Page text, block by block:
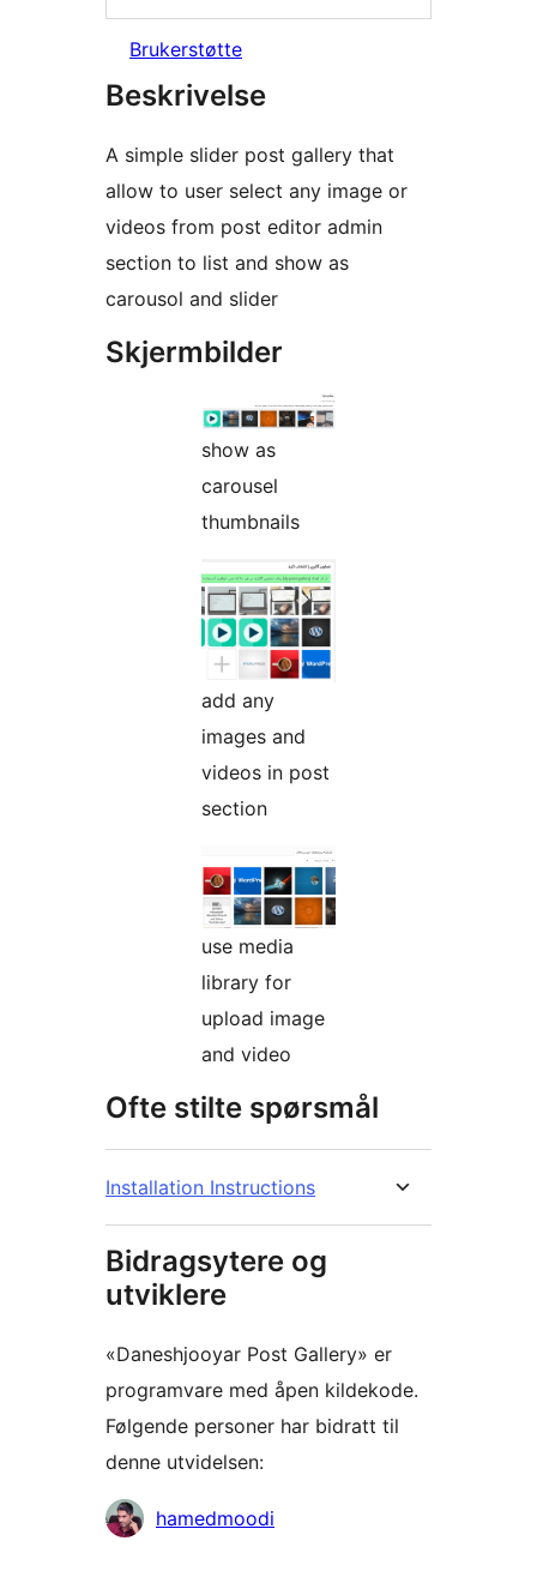
Brukerstøtte
Beskrivelse
A simple slider post gallery that
allow to user select any image or
videos from post editor admin
section to list and show as
carousol and slider
Skjermbilder
show as
carousel
thumbnails
add any
images and
videos in post
section
use media
library for
upload image
and video
Ofte stilte spørsmål
Installation Instructions
Bidragsytere og
utviklere
«Daneshjooyar Post Gallery» er
programvare med åpen kildekode.
Følgende personer har bidratt til
denne utvidelsen:
Bidragsytere
hamedmoodi